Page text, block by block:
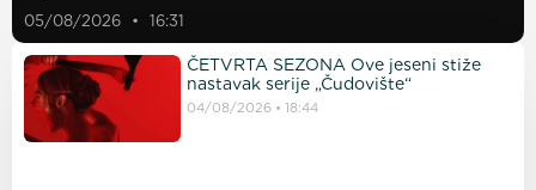
05/08/2026 16:31
ČETVRTA SEZONA Ove jeseni stiže
nastavak serije „Čudovište“
04/08/2026 18:44